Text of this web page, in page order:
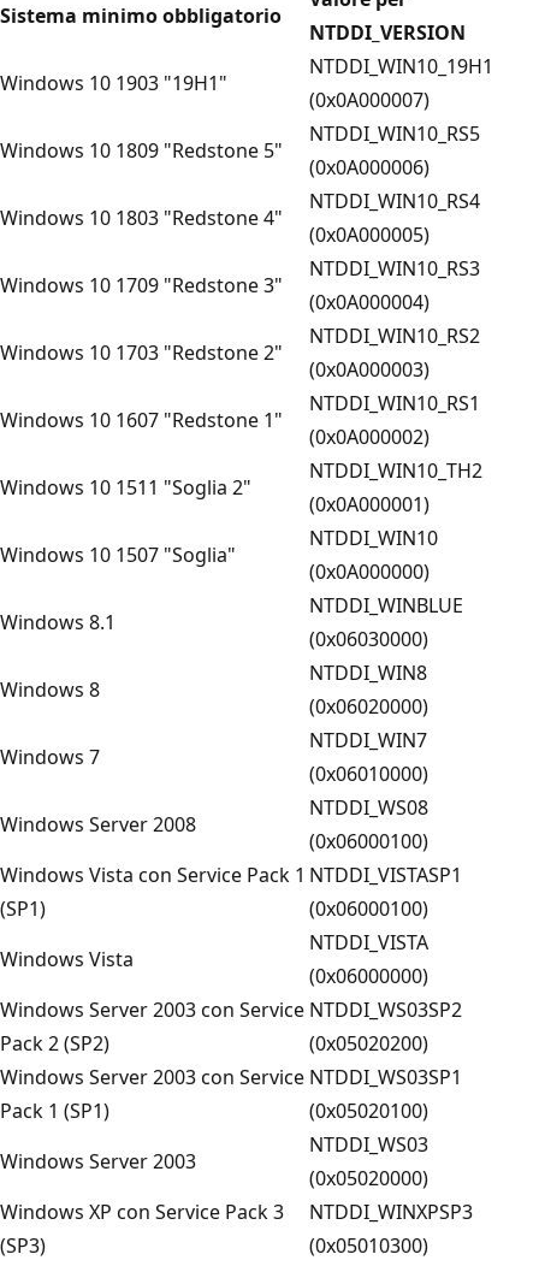
Sistema minimo obbligatorio
NTDDI_VERSION
Windows 10 1903 "19H1"
NTDDI_WIN10_19H1
(0x0A000007)
Windows 10 1809 "Redstone 5"
NTDDI_WIN10_RS5
(0x0A000006)
Windows 10 1803 "Redstone 4"
NTDDI_WIN10_RS4
(0x0A000005)
Windows 10 1709 "Redstone 3"
NTDDI_WIN10_RS3
(0x0A000004)
Windows 10 1703 "Redstone 2"
NTDDI_WIN10_RS2
(0x0A000003)
Windows 10 1607 "Redstone 1"
NTDDI_WIN10_RS1
(0x0A000002)
Windows 10 1511 "Soglia 2"
NTDDI_WIN10_TH2
(0x0A000001)
Windows 10 1507 "Soglia"
NTDDI_WIN10
(0x0A000000)
Windows 8.1
NTDDI_WINBLUE
(0x06030000)
Windows 8
NTDDI_WIN8
(0x06020000)
Windows 7
NTDDI_WIN7
(0x06010000)
Windows Server 2008
NTDDI_WS08
(0x06000100)
Windows Vista con Service Pack 1
(SP1)
NTDDI_VISTASP1
(0x06000100)
Windows Vista
NTDDI_VISTA
(0x06000000)
Windows Server 2003 con Service
Pack 2 (SP2)
NTDDI_WS03SP2
(0x05020200)
Windows Server 2003 con Service
Pack 1 (SP1)
NTDDI_WS03SP1
(0x05020100)
Windows Server 2003
NTDDI_WS03
(0x05020000)
Windows XP con Service Pack 3
(SP3)
NTDDI_WINXPSP3
(0x05010300)